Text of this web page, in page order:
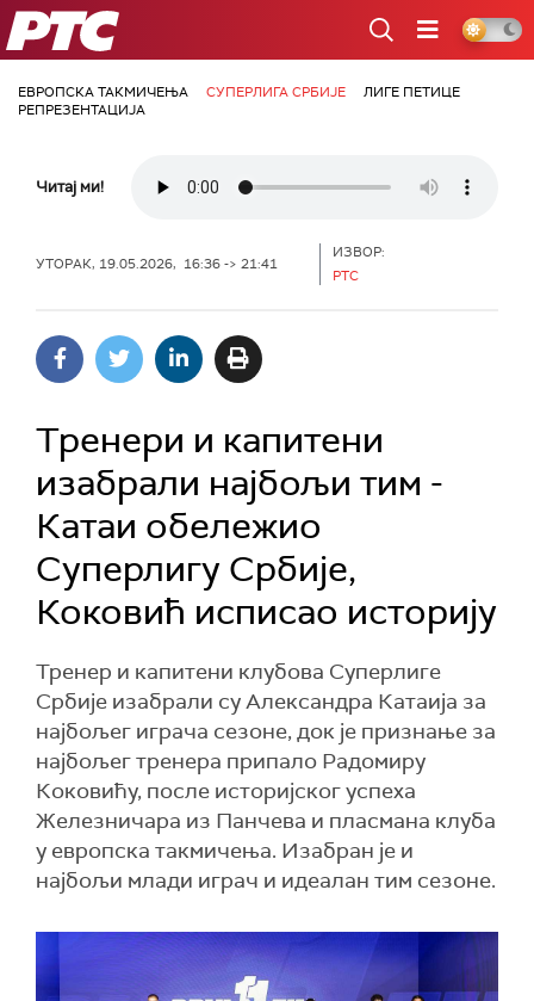
РТС
ЕВРОПСКА ТАКМИЧЕЊА СУПЕРЛИГА СРБИЈЕ
ЛИГЕ ПЕТИЦЕ
РЕПРЕЗЕНТАЦИЈА
Читај ми!
УТОРАК, 19.05.2026, 16:36 -> 21:41
ИЗВОР:
РТС
Тренери и капитени
изабрали најбољи тим -
Катаи обележио
Суперлигу Србије,
Коковић исписао историју
Тренер и капитени клубова Суперлиге
Србије изабрали су Александра Катаија за
најбољег играча сезоне, док је признање за
најбољег тренера припало Радомиру
Коковићу, после историјског успеха
Железничара из Панчева и пласмана клуба
у европска такмичења. Изабран је и
најбољи млади играч и идеалан тим сезоне.